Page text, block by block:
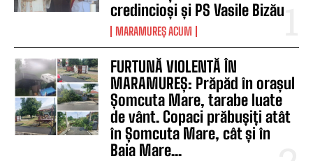
credincioși și PS Vasile Bizău
MARAMUREȘ ACUM
FURTUNĂ VIOLENTĂ ÎN
MARAMUREȘ: Prăpăd în orașul
Șomcuta Mare, tarabe luate
de vânt. Copaci prăbușiți atât
în Șomcuta Mare, cât și în
Baia Mare...